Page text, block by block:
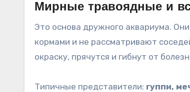
Мирные травоядные и
Это основа дружного аквариума.
кормами и не рассматривают
окраску, прячутся и гибнут от
Типичные представители: гуппи,